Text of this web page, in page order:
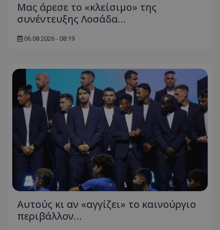
Μας άρεσε το «κλείσιμο» της
συνέντευξης Λοσάδα…
06.08.2026 - 08:19
Αυτούς κι αν «αγγίζει» το καινούργιο
περιβάλλον…